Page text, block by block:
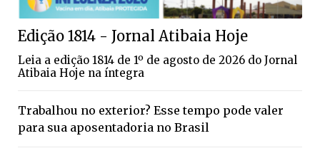
Edição 1814 - Jornal Atibaia Hoje
Leia a edição 1814 de 1º de agosto de 2026 do Jornal
Atibaia Hoje na íntegra
Trabalhou no exterior? Esse tempo pode valer
para sua aposentadoria no Brasil